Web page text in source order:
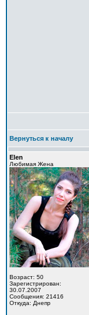
Вернуться к началу
Elen
Любимая Жена
Возраст: 50
Зарегистрирован:
30.07.2007
Сообщения: 21416
Откуда: Днепр